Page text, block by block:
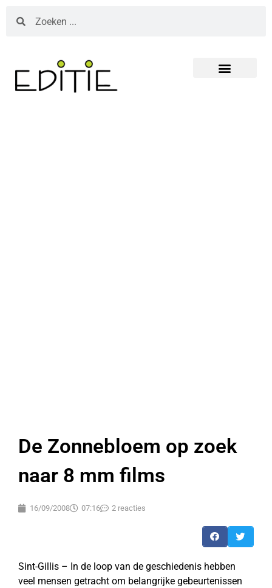
De Zonnebloem op zoek
naar 8 mm films
16/09/2008 07:16 2 reacties
Sint-Gillis – In de loop van de geschiedenis hebben
veel mensen getracht om belangrijke gebeurtenissen